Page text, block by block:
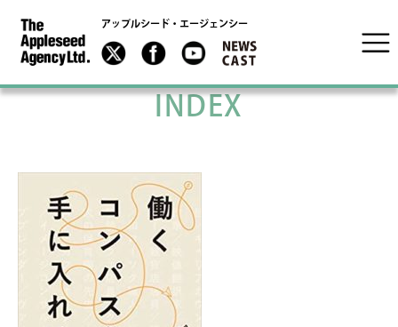
アップルシード・エージェンシー
INDEX